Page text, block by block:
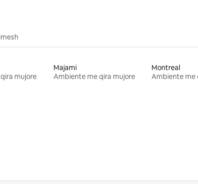
mujore
Majami
Ambiente me qira mujore
Montreal
Ambiente me